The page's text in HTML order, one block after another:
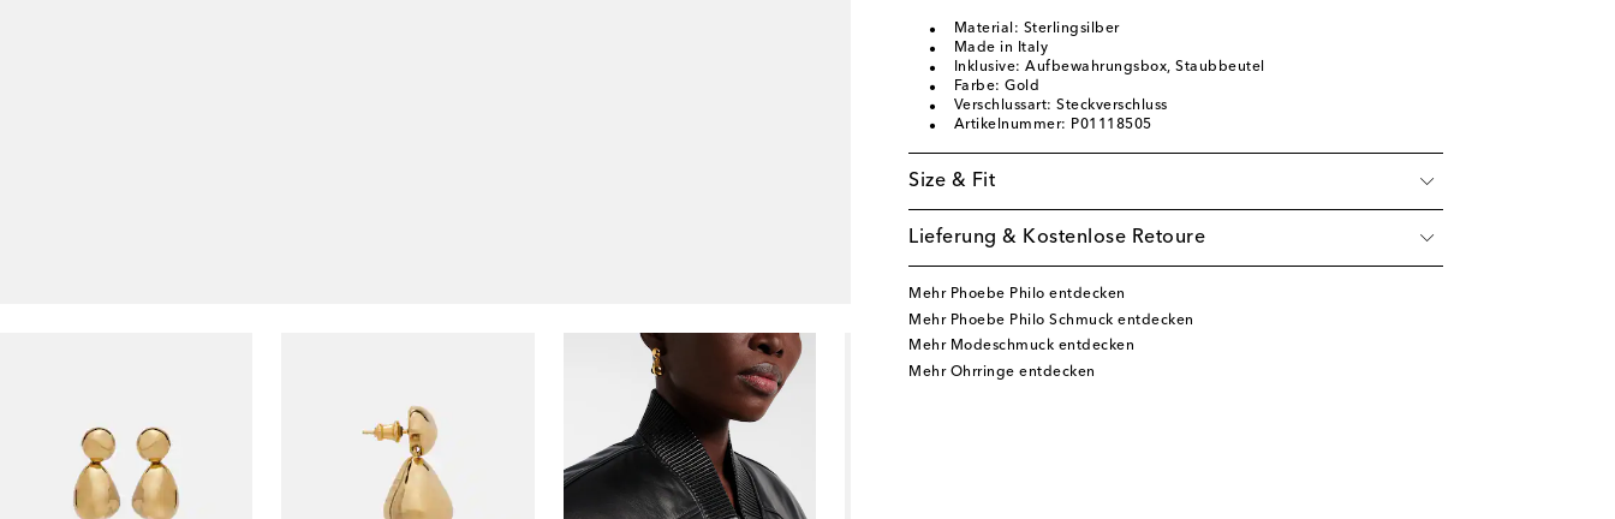
Material: Sterlingsilber
Made in Italy
Inklusive: Aufbewahrungsbox, Staubbeutel
Farbe: Gold
Verschlussart: Steckverschluss
Artikelnummer: P01118505
Size & Fit
Lieferung & Kostenlose Retoure
Mehr Phoebe Philo entdecken
Mehr Phoebe Philo Schmuck entdecken
Mehr Modeschmuck entdecken
Mehr Ohrringe entdecken